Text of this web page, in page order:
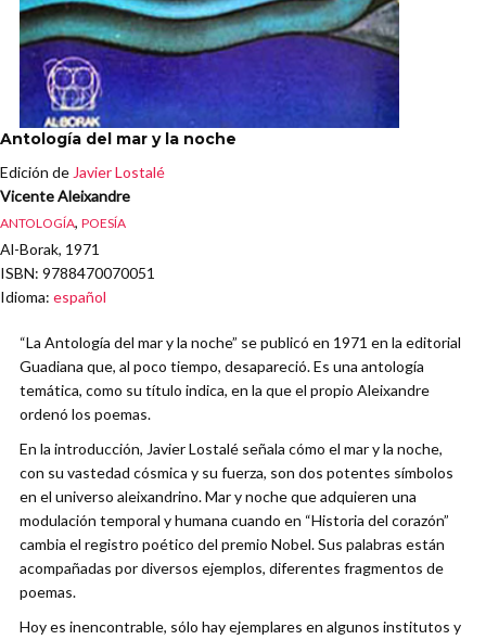
Antología del mar y la noche
Edición de Javier Lostalé
Vicente Aleixandre
ANTOLOGÍA, POESÍA
Al-Borak, 1971
ISBN: 9788470070051
Idioma: español
“La Antología del mar y la noche” se publicó en 1971 en la editorial
Guadiana que, al poco tiempo, desapareció. Es una antología
temática, como su título indica, en la que el propio Aleixandre
ordenó los poemas.
En la introducción, Javier Lostalé señala cómo el mar y la noche,
con su vastedad cósmica y su fuerza, son dos potentes símbolos
en el universo aleixandrino. Mar y noche que adquieren una
modulación temporal y humana cuando en “Historia del corazón”
cambia el registro poético del premio Nobel. Sus palabras están
acompañadas por diversos ejemplos, diferentes fragmentos de
poemas.
Hoy es inencontrable, sólo hay ejemplares en algunos institutos y